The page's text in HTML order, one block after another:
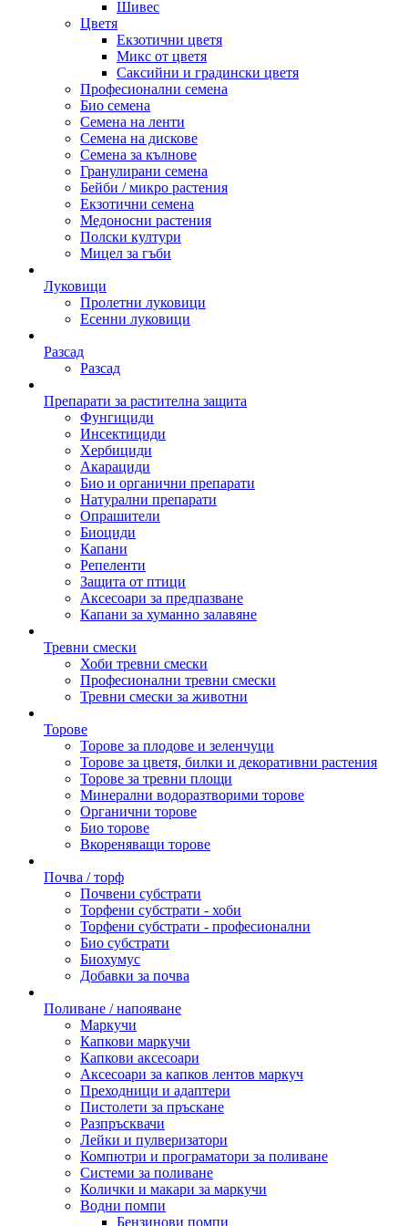
Шивес
Цветя
Екзотични цветя
Микс от цветя
Саксийни и градински цветя
Професионални семена
Био семена
Семена на ленти
Семена на дискове
Семена за кълнове
Гранулирани семена
Бейби / микро растения
Екзотични семена
Медоносни растения
Полски култури
Мицел за гъби
Луковици
Пролетни луковици
Есенни луковици
Разсад
Разсад
Препарати за растителна защита
Фунгициди
Инсектициди
Хербициди
Акарациди
Био и органични препарати
Натурални препарати
Опрашители
Биоциди
Капани
Репеленти
Защита от птици
Аксесоари за предпазване
Капани за хуманно залавяне
Тревни смески
Хоби тревни смески
Професионални тревни смески
Тревни смески за животни
Торове
Торове за плодове и зеленчуци
Торове за цветя, билки и декоративни растения
Торове за тревни площи
Минерални водоразтворими торове
Органични торове
Био торове
Вкореняващи торове
Почва / торф
Почвени субстрати
Торфени субстрати - хоби
Торфени субстрати - професионални
Био субстрати
Биохумус
Добавки за почва
Поливане / напояване
Маркучи
Капкови маркучи
Капкови аксесоари
Аксесоари за капков лентов маркуч
Преходници и адаптери
Пистолети за пръскане
Разпръсквачи
Лейки и пулверизатори
Компютри и програматори за поливане
Системи за поливане
Колички и макари за маркучи
Водни помпи
Бензинови помпи